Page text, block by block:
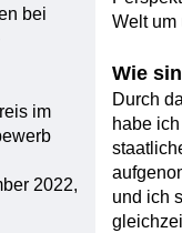
bei
im
2022,
Welt um
Wie
Durch
habe
und ich